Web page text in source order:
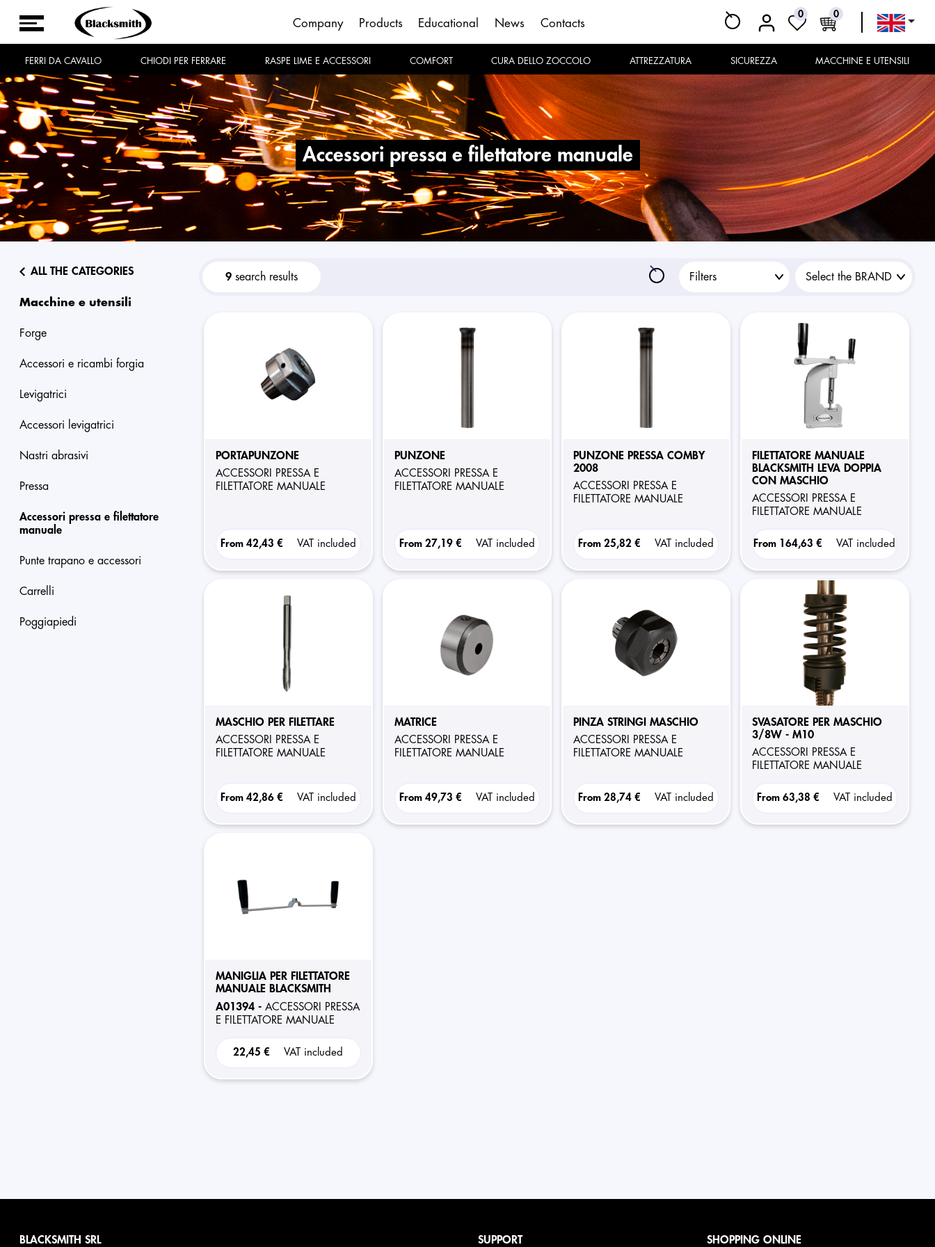
Company Products Educational News Contacts
0 0
FERRI DA CAVALLO CHIODI PER FERRARE RASPE LIME E ACCESSORI COMFORT CURA DELLO ZOCCOLO ATTREZZATURA SICUREZZA MACCHINE E UTENSILI
accessori pressa e filettatore manuale
ALL THE CATEGORIES
macchine e utensili
forge
accessori e ricambi forgia
levigatrici
accessori levigatrici
nastri abrasivi
pressa
accessori pressa e filettatore
manuale
punte trapano e accessori
carrelli
poggiapiedi
9search results
PORTAPUNZONE
ACCESSORI PRESSA E
FILETTATORE MANUALE
From42,43 € VAT included
PUNZONE
ACCESSORI PRESSA E
FILETTATORE MANUALE
From27,19 € VAT included
PUNZONE PRESSA COMBY
2008
ACCESSORI PRESSA E
FILETTATORE MANUALE
From25,82 € VAT included
FILETTATORE MANUALE
BLACKSMITH LEVA DOPPIA
CON MASCHIO
ACCESSORI PRESSA E
FILETTATORE MANUALE
From 164,63 € VAT included
MASCHIO PER FILETTARE
ACCESSORI PRESSA E
FILETTATORE MANUALE
From42,86 € VAT included
MATRICE
ACCESSORI PRESSA E
FILETTATORE MANUALE
From49,73 € VAT included
PINZA STRINGI MASCHIO
ACCESSORI PRESSA E
FILETTATORE MANUALE
From28,74 € VAT included
SVASATORE PER MASCHIO
3/8W - M10
ACCESSORI PRESSA E
FILETTATORE MANUALE
From63,38 € VAT included
MANIGLIA PER FILETTATORE
MANUALE BLACKSMITH
A01394 - ACCESSORI PRESSA
E FILETTATORE MANUALE
22,45 € VAT included
BLACKSMITH SRL SUPPORT SHOPPING ONLINE